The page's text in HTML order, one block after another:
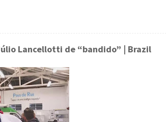
Lancellotti de “bandido” | Brazil